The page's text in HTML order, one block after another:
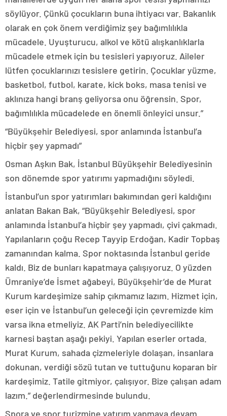
söylüyor. Çünkü çocukların buna ihtiyacı var. Bakanlık
olarak en çok önem verdiğimiz şey bağımlılıkla
mücadele. Uyuşturucu, alkol ve kötü alışkanlıklarla
mücadele etmek için bu tesisleri yapıyoruz. Aileler
lütfen çocuklarınızı tesislere getirin. Çocuklar yüzme,
basketbol, futbol, karate, kick boks, masa tenisi ve
aklınıza hangi branş geliyorsa onu öğrensin. Spor,
bağımlılıkla mücadelede en önemli önleyici unsur.”
“Büyükşehir Belediyesi, spor anlamında İstanbul’a
hiçbir şey yapmadı”
Osman Aşkın Bak, İstanbul Büyükşehir Belediyesinin
son dönemde spor yatırımı yapmadığını söyledi.
İstanbul’un spor yatırımları bakımından geri kaldığını
anlatan Bakan Bak, “Büyükşehir Belediyesi, spor
anlamında İstanbul’a hiçbir şey yapmadı, çivi çakmadı.
Yapılanların çoğu Recep Tayyip Erdoğan, Kadir Topbaş
zamanından kalma. Spor noktasında İstanbul geride
kaldı. Biz de bunları kapatmaya çalışıyoruz. O yüzden
Ümraniye’de İsmet ağabeyi, Büyükşehir’de de Murat
Kurum kardeşimize sahip çıkmamız lazım. Hizmet için,
eser için ve İstanbul’un geleceği için çevremizde kim
varsa ikna etmeliyiz. AK Parti’nin belediyecilikte
karnesi baştan aşağı pekiyi. Yapılan eserler ortada.
Murat Kurum, sahada çizmeleriyle dolaşan, insanlara
dokunan, verdiği sözü tutan ve tuttuğunu koparan bir
kardeşimiz. Tatile gitmiyor, çalışıyor. Bize çalışan adam
lazım.” değerlendirmesinde bulundu.
Spora ve spor turizmine yatırım yapmaya devam